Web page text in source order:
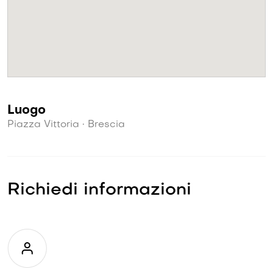
Luogo
Piazza Vittoria • Brescia
Richiedi informazioni